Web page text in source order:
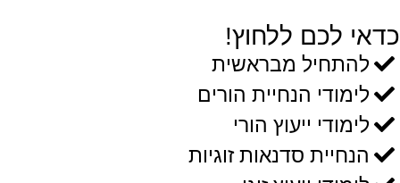
כדאי לכם ללחוץ!
להתחיל מבראשית
לימודי הנחיית הורים
לימודי ייעוץ הורי
הנחיית סדנאות זוגיות